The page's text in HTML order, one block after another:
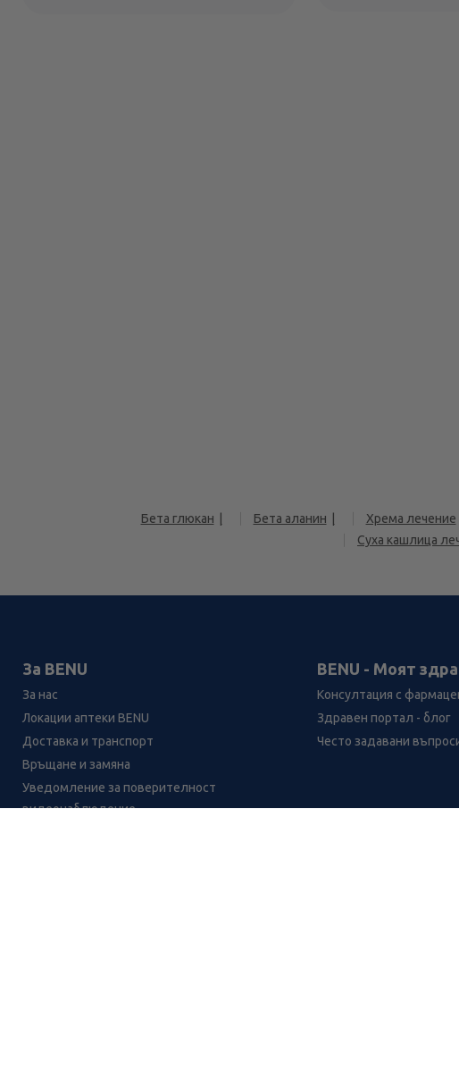
Бета глюкан Бета аланин Хрема лечение
Суха кашлица
За BENU
За нас
Локации аптеки BENU
Доставка и транспорт
Връщане и замяна
Уведомление за поверителност
видеонаблюдение
BENU - Моят
Консултация с
Здравен портал - блог
Често задавани